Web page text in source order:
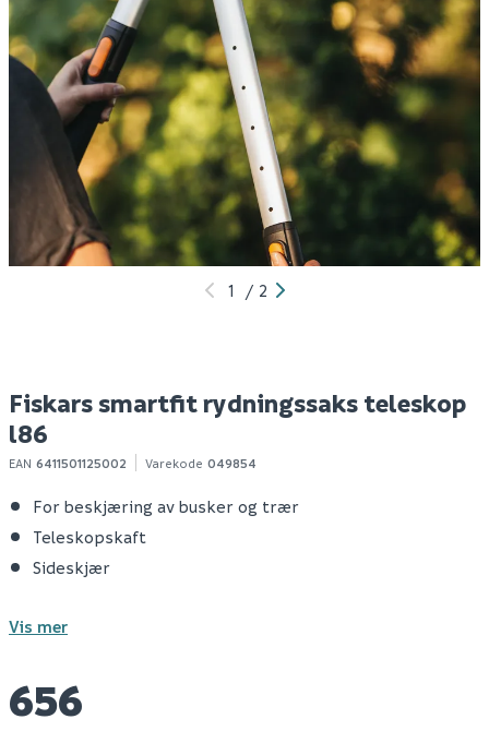
Fiskars smartfit
hekksaks teleskop
hs86
672
10+ stk
Klikk & Hent
Fiskars singlestep
beskjæringssaks ss p26
140
Bestillingsvare
Klikk & Hent
1 / 2
Fiskars smartfit rydningssaks teleskop
l86
EAN 6411501125002 Varekode 049854
For beskjæring av busker og trær
Teleskopskaft
Sideskjær
Vis mer
656